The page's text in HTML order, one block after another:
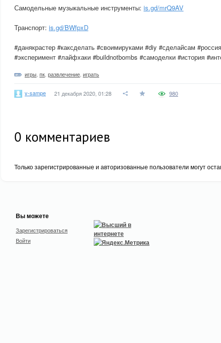
Самодельные музыкальные инструменты: is.gd/mrQ9AV
Транспорт: is.gd/BWfpxD
#данякрастер #каксделать #своимируками #diy #сделайсам
#эксперимент #лайфхаки #buildnotbombs #самоделки #история
игры пк развлечение играть
v-sampe 21 декабря 2020, 01:28 980
0 комментариев
Только зарегистрированные и авторизованные пользователи могут
Вы можете
Зарегистрироваться
Войти